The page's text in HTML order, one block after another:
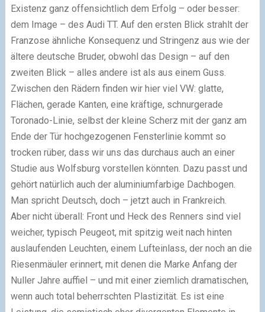
Existenz ganz offensichtlich dem Erfolg – oder besser:
dem Image – des Audi TT. Auf den ersten Blick strahlt der
Franzose ähnliche Konsequenz und Stringenz aus wie der
ältere deutsche Bruder, obwohl das Design – auf den
zweiten Blick – alles andere ist als aus einem Guss.
Zwischen den Rädern finden wir hier viel VW: glatte,
Flächen, gerade Kanten, eine kräftige, schnurgerade
Toronado-Linie, selbst der kleine Scherz mit der ganz am
Ende der Tür hochgezogenen Fensterlinie kommt so
trocken rüber, dass wir uns das durchaus auch an einer
Studie aus Wolfsburg vorstellen könnten. Dazu passt und
gehört natürlich auch der aluminiumfarbige Dachbogen.
Man spricht Deutsch, doch – jetzt auch in Frankreich.
Aber nicht überall: Front und Heck des Renners sind viel
weicher, typisch Peugeot, mit spitzig weit nach hinten
auslaufenden Leuchten, einem Lufteinlass, der noch an die
Riesenmäuler erinnert, mit denen die Marke Anfang der
Nuller Jahre auffiel – und mit einer ziemlich dramatischen,
wenn auch total beherrschten Plastizität. Es ist eine